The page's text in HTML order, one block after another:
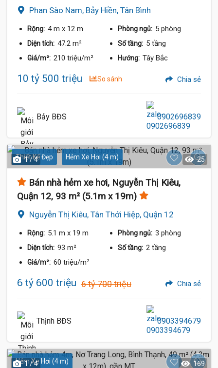
Phan Sào Nam, Bảy Hiền, Tân Bình
Rộng: 4 m x 12 m Phòng ngủ: 5 phòng
Diện tích: 47.2 m² Số tầng: 5 tầng
Giá/m²: 210 triệu/m² Hướng: Tây Bắc
10 tỷ 500 triệu So sánh Chia sẻ
Bảy BĐS 0902696839
Thiết Kế Đẹp Hẻm Xe Hơi (4 m)
1 / 4 25
Bán nhà hẻm xe hơi, Nguyễn Thị Kiêu,
Quận 12, 93 m² (5.1m x 19m)
Nguyễn Thị Kiêu, Tân Thới Hiệp, Quận 12
Rộng: 5.1 m x 19 m Phòng ngủ: 3 phòng
Diện tích: 93 m² Số tầng: 2 tầng
Giá/m²: 60 triệu/m²
6 tỷ 600 triệu 6 tỷ 700 triệu Chia sẻ
Thịnh BĐS 0903394679
Hẻm Xe Hơi (4 m)
1 / 4 169